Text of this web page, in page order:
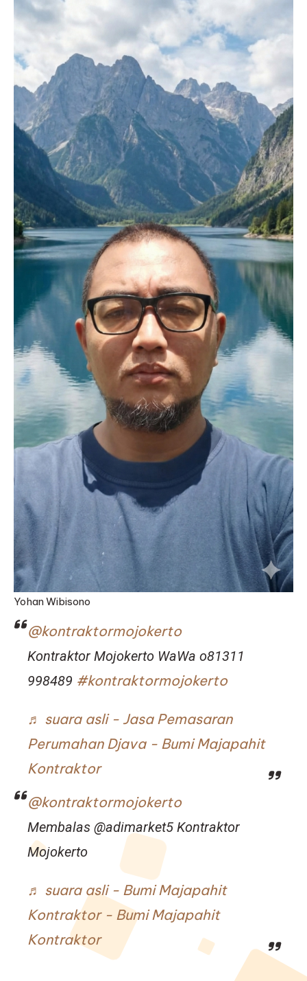
Yohan Wibisono
@kontraktormojokerto
Kontraktor Mojokerto WaWa o81311
998489 #kontraktormojokerto
♬ suara asli - Jasa Pemasaran
Perumahan Djava - Bumi Majapahit
Kontraktor
@kontraktormojokerto
Membalas @adimarket5 Kontraktor
Mojokerto
♬ suara asli - Bumi Majapahit
Kontraktor - Bumi Majapahit
Kontraktor